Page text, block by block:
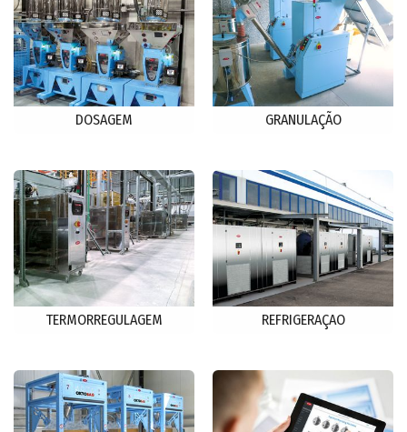
DOSAGEM GRANULAÇÃO
TERMORREGULAGEM REFRIGERAÇAO